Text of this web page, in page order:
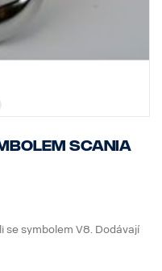
Scania
se symbolem V8. Dodávají